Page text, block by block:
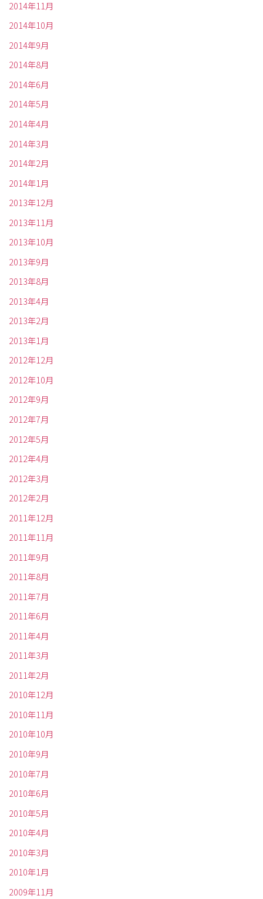
2014年11月
2014年10月
2014年9月
2014年8月
2014年6月
2014年5月
2014年4月
2014年3月
2014年2月
2014年1月
2013年12月
2013年11月
2013年10月
2013年9月
2013年8月
2013年4月
2013年2月
2013年1月
2012年12月
2012年10月
2012年9月
2012年7月
2012年5月
2012年4月
2012年3月
2012年2月
2011年12月
2011年11月
2011年9月
2011年8月
2011年7月
2011年6月
2011年4月
2011年3月
2011年2月
2010年12月
2010年11月
2010年10月
2010年9月
2010年7月
2010年6月
2010年5月
2010年4月
2010年3月
2010年1月
2009年11月